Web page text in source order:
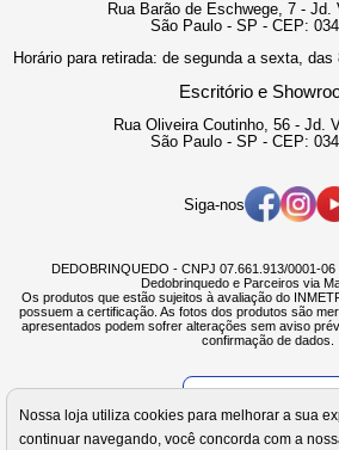
Rua Barão de Eschwege, 7 - Jd.
São Paulo - SP - CEP:
Horário para retirada: de segunda a sexta,
Escritório e
Rua Oliveira Coutinho, 56 - Jd.
São Paulo - SP - CEP:
Siga-nos
DEDOBRINQUEDO - CNPJ 07.661.913/0001-
Dedobrinquedo e Parceiros via
Os produtos que estão sujeitos à avaliação do
possuem a certificação. As fotos dos produtos são
apresentados podem sofrer alterações sem aviso
confirmação de dados.
Nossa loja utiliza cookies para melhorar a sua
continuar navegando, você concorda com a